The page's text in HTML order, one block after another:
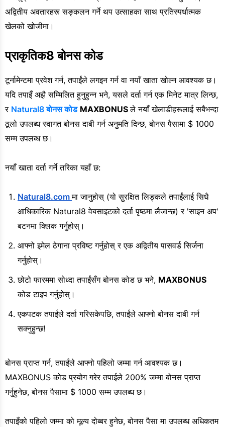
अद्वितीय अवतारहरू सङ्कलन गर्ने थप उत्साहका साथ प्रतिस्पर्धात्मक
खेलको खोजीमा।
प्राकृतिक8 बोनस कोड
टूर्नामेन्टमा प्रवेश गर्न, तपाईंले लगइन गर्न वा नयाँ खाता खोल्न आवश्यक छ।
यदि तपाइँ अझै सम्मिलित हुनुहुन्न भने, यसले दर्ता गर्न एक मिनेट मात्र लिन्छ,
र Natural8 बोनस कोड MAXBONUSले नयाँ खेलाडीहरूलाई सबैभन्दा
ठूलो उपलब्ध स्वागत बोनस दाबी गर्न अनुमति दिन्छ, बोनस पैसामा $ 1000
सम्म उपलब्ध छ।
नयाँ खाता दर्ता गर्ने तरिका यहाँ छ:
Natural8.comमा जानुहोस् (यो सुरक्षित लिङ्कले तपाईंलाई सिधै
आधिकारिक Natural8 वेबसाइटको दर्ता पृष्ठमा लैजान्छ) र 'साइन अप'
बटनमा क्लिक गर्नुहोस्।
आफ्नो इमेल ठेगाना प्रविष्ट गर्नुहोस् र एक अद्वितीय पासवर्ड सिर्जना
गर्नुहोस्।
छोटो फारममा सोध्दा तपाईंसँग बोनस कोड छ भने, MAXBONUS
कोड टाइप गर्नुहोस्।
एकपटक तपाईंले दर्ता गरिसकेपछि, तपाईंले आफ्नो बोनस दाबी गर्न
सक्नुहुन्छ!
बोनस प्राप्त गर्न, तपाईंले आफ्नो पहिलो जम्मा गर्न आवश्यक छ।
MAXBONUS कोड प्रयोग गरेर तपाईले 200% जम्मा बोनस प्राप्त
गर्नुहुनेछ, बोनस पैसामा $ 1000 सम्म उपलब्ध छ।
तपाइँको पहिलो जम्मा को मूल्य दोब्बर हुनेछ, बोनस पैसा मा उपलब्ध अधिकतम